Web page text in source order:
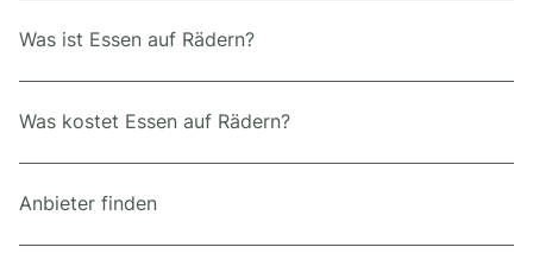
Was ist Essen auf Rädern?
Was kostet Essen auf Rädern?
Anbieter finden